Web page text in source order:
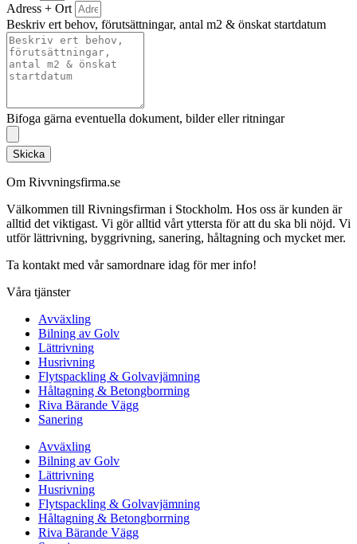
Adress + Ort
Beskriv ert behov, förutsättningar, antal m2 & önskat startdatum
Bifoga gärna eventuella dokument, bilder eller ritningar
Skicka
Om Rivvningsfirma.se
Välkommen till Rivningsfirman i Stockholm. Hos oss är kunden är
alltid det viktigast. Vi gör alltid vårt yttersta för att du ska bli nöjd. Vi
utför lättrivning, byggrivning, sanering, håltagning och mycket mer.
Ta kontakt med vår samordnare idag för mer info!
Våra tjänster
Avväxling
Bilning av Golv
Lättrivning
Husrivning
Flytspackling & Golvavjämning
Håltagning & Betongborrning
Riva Bärande Vägg
Sanering
Avväxling
Bilning av Golv
Lättrivning
Husrivning
Flytspackling & Golvavjämning
Håltagning & Betongborrning
Riva Bärande Vägg